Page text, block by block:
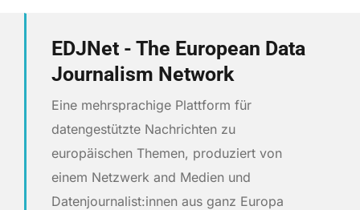
EDJNet - The European Data
Journalism Network
Eine mehrsprachige Plattform für
datengestützte Nachrichten zu
europäischen Themen, produziert von
einem Netzwerk and Medien und
Datenjournalist:innen aus ganz Europa